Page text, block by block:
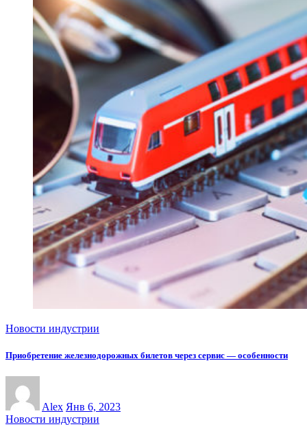
Новости индустрии
Приобретение железнодорожных билетов через сервис — особенности
Alex Янв 6, 2023
Новости индустрии